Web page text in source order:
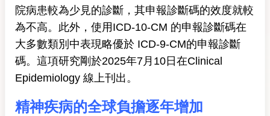
院病患較為少見的診斷，其申報診斷碼的效度就較
為不高。此外，使用ICD-10-CM 的申報診斷碼在
大多數類別中表現略優於 ICD-9-CM的申報診斷
碼。這項研究剛於2025年7月10日在Clinical
Epidemiology 線上刊出。
精神疾病的全球負擔逐年增加